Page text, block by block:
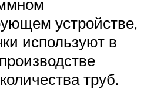
устройстве,
используют в
труб.